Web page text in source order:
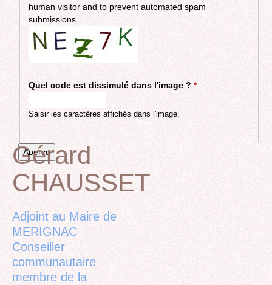
human visitor and to prevent automated spam
submissions.
Quel code est dissimulé dans l'image ? *
Saisir les caractères affichés dans l'image.
Back
to
Gérard
CHAUSSET
Adjoint au Maire de
MERIGNAC
Conseiller
communautaire
membre de la